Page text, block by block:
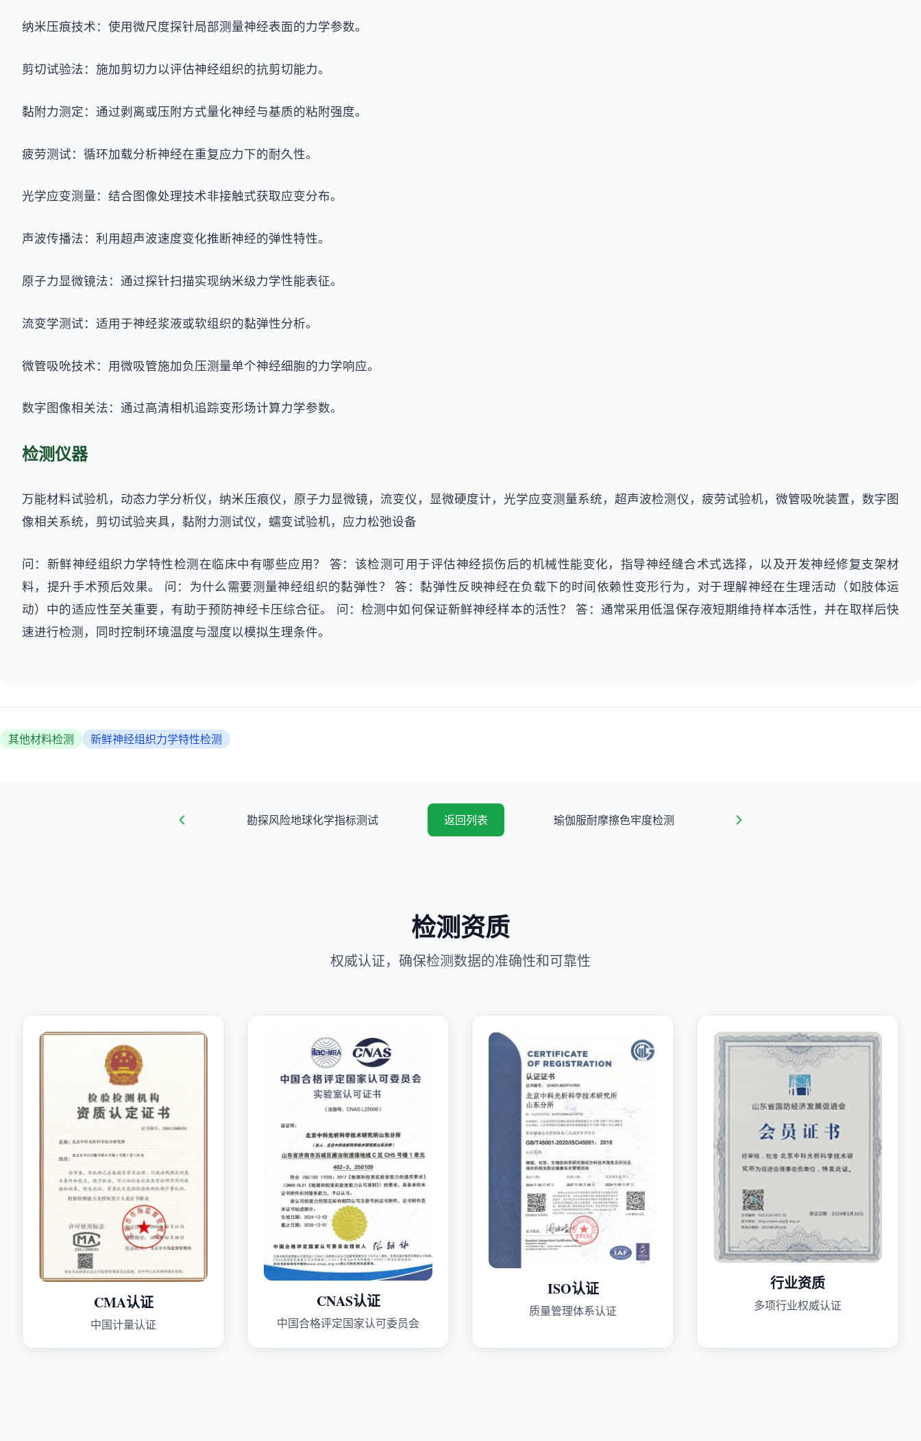
纳米压痕技术：使用微尺度探针局部测量神经表面的力学参数。
剪切试验法：施加剪切力以评估神经组织的抗剪切能力。
黏附力测定：通过剥离或压附方式量化神经与基质的粘附强度。
疲劳测试：循环加载分析神经在重复应力下的耐久性。
光学应变测量：结合图像处理技术非接触式获取应变分布。
声波传播法：利用超声波速度变化推断神经的弹性特性。
原子力显微镜法：通过探针扫描实现纳米级力学性能表征。
流变学测试：适用于神经浆液或软组织的黏弹性分析。
微管吸吮技术：用微吸管施加负压测量单个神经细胞的力学响应。
数字图像相关法：通过高清相机追踪变形场计算力学参数。
检测仪器
万能材料试验机，动态力学分析仪，纳米压痕仪，原子力显微镜，流变仪，显微硬度计，光学应变测量系统，超声波检测仪，疲劳试验机，微管吸吮装置，数字图
像相关系统，剪切试验夹具，黏附力测试仪，蠕变试验机，应力松弛设备
问：新鲜神经组织力学特性检测在临床中有哪些应用？ 答：该检测可用于评估神经损伤后的机械性能变化，指导神经缝合术式选择，以及开发神经修复支架材
料，提升手术预后效果。 问：为什么需要测量神经组织的黏弹性？ 答：黏弹性反映神经在负载下的时间依赖性变形行为，对于理解神经在生理活动（如肢体运
动）中的适应性至关重要，有助于预防神经卡压综合征。 问：检测中如何保证新鲜神经样本的活性？ 答：通常采用低温保存液短期维持样本活性，并在取样后快
速进行检测，同时控制环境温度与湿度以模拟生理条件。
其他材料检测 新鲜神经组织力学特性检测
勘探风险地球化学指标测试 返回列表 瑜伽服耐摩擦色牢度检测
检测资质
权威认证，确保检测数据的准确性和可靠性
CMA认证
中国计量认证
CNAS认证
中国合格评定国家认可委员会
ISO认证
质量管理体系认证
行业资质
多项行业权威认证